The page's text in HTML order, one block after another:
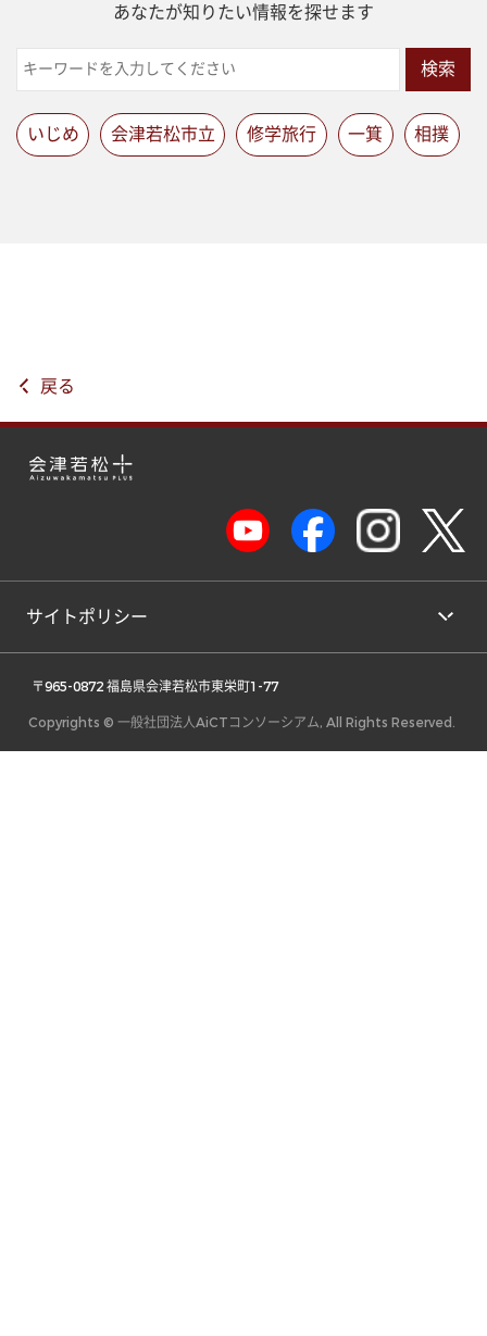
あなたが知りたい情報を探せます
検索
いじめ 会津若松市立 修学旅行 一箕 相撲
戻る
サイトポリシー
〒965-0872 福島県会津若松市東栄町1-77
Copyrights © 一般社団法人AiCTコンソーシアム, All Rights Reserved.